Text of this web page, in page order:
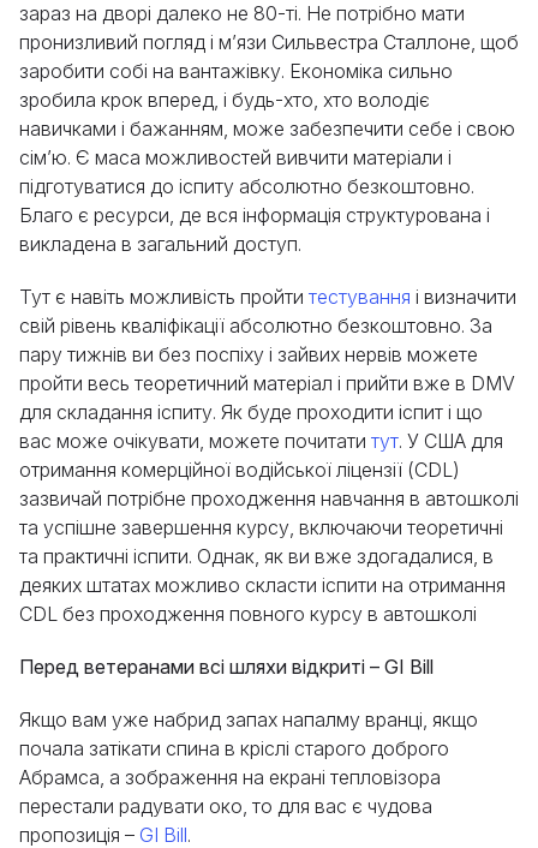
зараз на дворі далеко не 80-ті. Не потрібно мати
пронизливий погляд і м’язи Сильвестра Сталлоне, щоб
заробити собі на вантажівку. Економіка сильно
зробила крок вперед, і будь-хто, хто володіє
навичками і бажанням, може забезпечити себе і свою
сім’ю. Є маса можливостей вивчити матеріали і
підготуватися до іспиту абсолютно безкоштовно.
Благо є ресурси, де вся інформація структурована і
викладена в загальний доступ.
Тут є навіть можливість пройти тестування і визначити
свій рівень кваліфікації абсолютно безкоштовно. За
пару тижнів ви без поспіху і зайвих нервів можете
пройти весь теоретичний матеріал і прийти вже в DMV
для складання іспиту. Як буде проходити іспит і що
вас може очікувати, можете почитати тут. У США для
отримання комерційної водійської ліцензії (CDL)
зазвичай потрібне проходження навчання в автошколі
та успішне завершення курсу, включаючи теоретичні
та практичні іспити. Однак, як ви вже здогадалися, в
деяких штатах можливо скласти іспити на отримання
CDL без проходження повного курсу в автошколі
Перед ветеранами всі шляхи відкриті – GI Bill
Якщо вам уже набрид запах напалму вранці, якщо
почала затікати спина в кріслі старого доброго
Абрамса, а зображення на екрані тепловізора
перестали радувати око, то для вас є чудова
пропозиція – GI Bill.